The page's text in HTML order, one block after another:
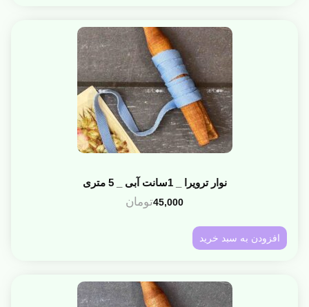
نوار ترویرا _ 1سانت آبی _ 5 متری
45,000تومان
افزودن به سبد خرید